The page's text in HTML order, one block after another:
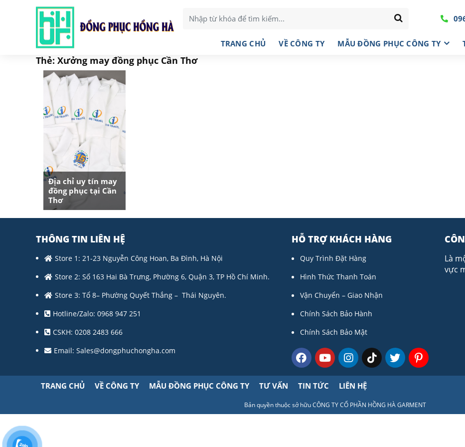
TRANG CHỦ VỀ CÔNG TY MẪU ĐỒNG PHỤC CÔNG TY
Thẻ: Xưởng may đồng phục Cần Thơ
Địa chỉ uy tín may
đồng phục tại Cần
Thơ
THÔNG TIN LIÊN HỆ
Store 1: 21-23 Nguyễn Công Hoan, Ba Đình, Hà Nội
Store 2: Số 163 Hai Bà Trưng, Phường 6, Quận 3, TP Hồ Chí Minh.
Store 3: Tổ 8– Phường Quyết Thắng – Thái Nguyên.
Hotline/Zalo: 0968 947 251
CSKH: 0208 2483 666
Email: Sales@dongphuchongha.com
HỖ TRỢ KHÁCH HÀNG
Quy Trình Đặt Hàng
Hình Thức Thanh Toán
Vận Chuyển – Giao Nhận
Chính Sách Bảo Hành
Chính Sách Bảo Mật
Là
vực
TRANG CHỦ VỀ CÔNG TY MẪU ĐỒNG PHỤC CÔNG TY TƯ VẤN TIN TỨC LIÊN HỆ
Bản quyền thuộc sở hữu CÔNG TY CỔ PHẦN HỒNG HÀ GARMENT